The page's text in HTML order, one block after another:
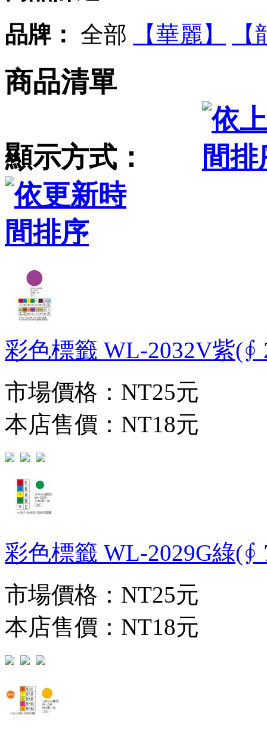
品牌： 全部 【華麗】
商品清單
顯示方式：
彩色標籤 WL-2032V紫(∮
市場價格： NT25元
本店售價： NT18元
彩色標籤 WL-2029G綠(∮
市場價格： NT25元
本店售價： NT18元